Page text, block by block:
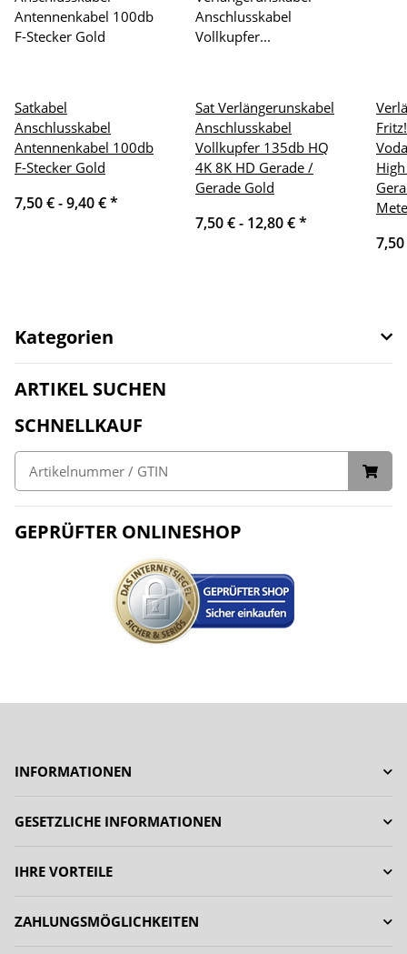
Satkabel
Anschlusskabel
Antennenkabel 100db
F-Stecker Gold
7,50 € -9,40 €*
Sat Verlängerunskabel
Anschlusskabel
Vollkupfer 135db HQ
4K 8K HD Gerade /
Gerade Gold
7,50 € - 12,80 €*
Kategorien
ARTIKEL SUCHEN
SCHNELLKAUF
GEPRÜFTER ONLINESHOP
INFORMATIONEN
GESETZLICHE INFORMATIONEN
IHRE VORTEILE
ZAHLUNGSMÖGLICHKEITEN